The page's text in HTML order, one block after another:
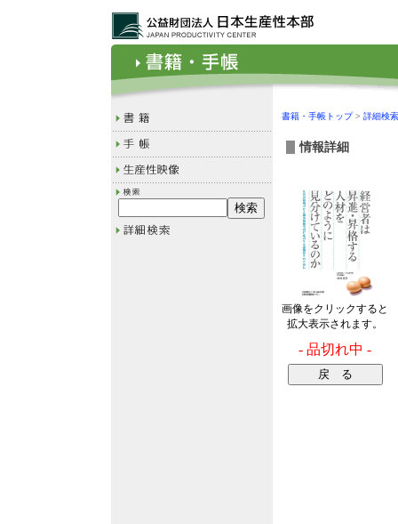
書籍・手帳トップ> 詳細検索
情報詳細
画像をクリックすると
拡大表示されます。
- 品切れ中 -